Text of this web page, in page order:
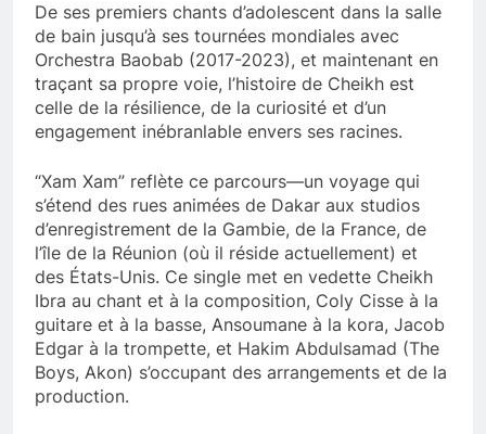
De ses premiers chants d’adolescent dans la salle
de bain jusqu’à ses tournées mondiales avec
Orchestra Baobab (2017-2023), et maintenant en
traçant sa propre voie, l’histoire de Cheikh est
celle de la résilience, de la curiosité et d’un
engagement inébranlable envers ses racines.
“Xam Xam” reflète ce parcours—un voyage qui
s’étend des rues animées de Dakar aux studios
d’enregistrement de la Gambie, de la France, de
l’île de la Réunion (où il réside actuellement) et
des États-Unis. Ce single met en vedette Cheikh
Ibra au chant et à la composition, Coly Cisse à la
guitare et à la basse, Ansoumane à la kora, Jacob
Edgar à la trompette, et Hakim Abdulsamad (The
Boys, Akon) s’occupant des arrangements et de la
production.